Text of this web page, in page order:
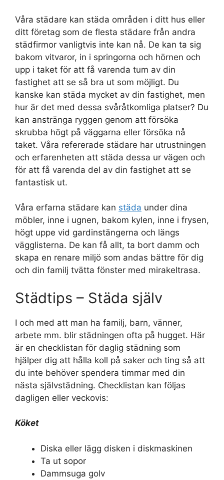
Våra städare kan städa områden i ditt hus eller
ditt företag som de flesta städare från andra
städfirmor vanligtvis inte kan nå. De kan ta sig
bakom vitvaror, in i springorna och hörnen och
upp i taket för att få varenda tum av din
fastighet att se så bra ut som möjligt. Du
kanske kan städa mycket av din fastighet, men
hur är det med dessa svåråtkomliga platser? Du
kan anstränga ryggen genom att försöka
skrubba högt på väggarna eller försöka nå
taket. Våra refererade städare har utrustningen
och erfarenheten att städa dessa ur vägen och
för att få varenda del av din fastighet att se
fantastisk ut.
Våra erfarna städare kan städa under dina
möbler, inne i ugnen, bakom kylen, inne i frysen,
högt uppe vid gardinstängerna och längs
vägglisterna. De kan få allt, ta bort damm och
skapa en renare miljö som andas bättre för dig
och din familj tvätta fönster med mirakeltrasa.
Städtips – Städa själv
I och med att man ha familj, barn, vänner,
arbete mm. blir städningen ofta på hugget. Här
är en checklistan för daglig städning som
hjälper dig att hålla koll på saker och ting så att
du inte behöver spendera timmar med din
nästa självstädning. Checklistan kan följas
dagligen eller veckovis:
Köket
Diska eller lägg disken i diskmaskinen
Ta ut sopor
Dammsuga golv